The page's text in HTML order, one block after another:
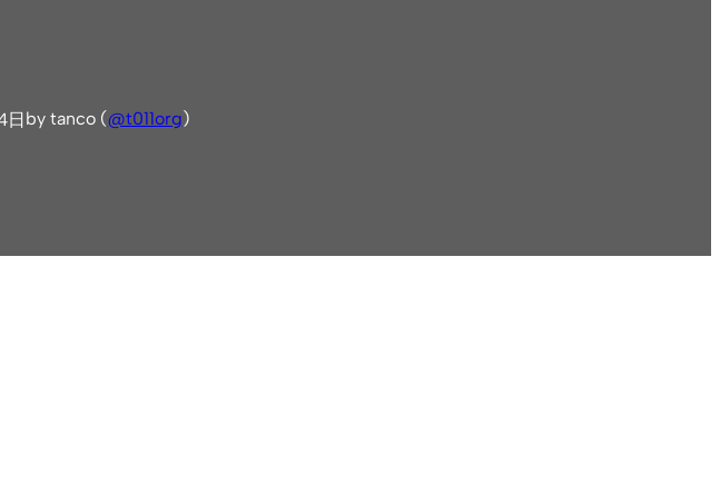
日 by tanco (@t011org)